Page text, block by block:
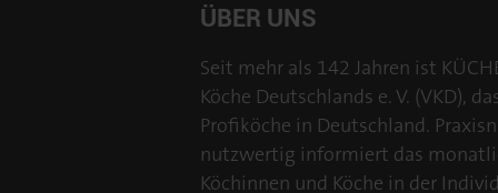
ÜBER UNS
Seit mehr als 142 Jahren ist
Köche Deutschlands e. V. (VKD),
Profiköche in Deutschland.
nutzwertig informiert das
Köchinnen und Köche in der